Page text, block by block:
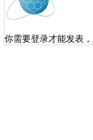
你需要登录才能发表，